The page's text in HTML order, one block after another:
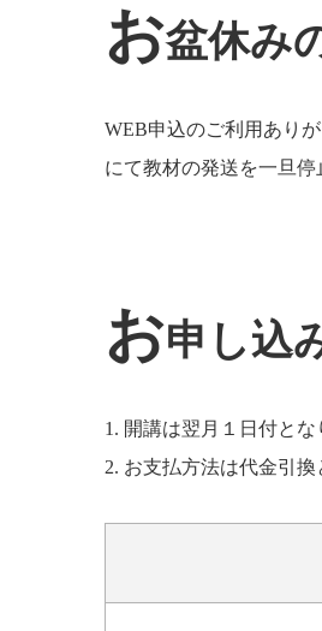
お盆休み
WEB申込のご利用あり
にて教材の発送を一旦
お申し込
1. 開講は翌月１日付と
2. お支払方法は代金引